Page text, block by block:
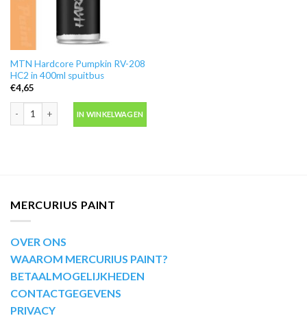
MTN Hardcore Pumpkin RV-208
HC2 in 400ml spuitbus
€4,65
MTN Hardcore Pumpkin RV-208 HC2 in 400ml spuitbus aantal
IN WINKELWAGEN
MERCURIUS PAINT
OVER ONS
WAAROM MERCURIUS PAINT?
BETAALMOGELIJKHEDEN
CONTACTGEGEVENS
PRIVACY